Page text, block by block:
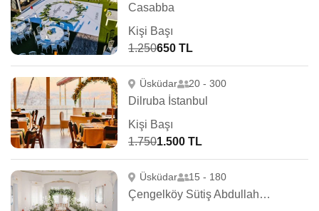
Casabba
Kişi Başı
1.250650 TL
Üsküdar 20 - 300
Dilruba İstanbul
Kişi Başı
1.7501.500 TL
Üsküdar 15 - 180
Çengelköy Sütiş Abdullah Ağa Yalısı